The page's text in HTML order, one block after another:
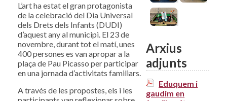
L’art ha estat el gran protagonista
de la celebració del Dia Universal
dels Drets dels Infants (DUDI)
d’aquest any al municipi. El 23 de
novembre, durant tot el matí, unes
400 persones es van apropar a la
plaça de Pau Picasso per participar
en una jornada d’activitats familiars.
A través de les propostes, els i les
Arxius
adjunts
Eduquem i
gaudim en